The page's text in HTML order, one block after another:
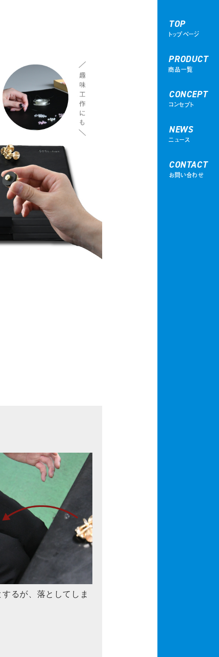
TOP
トップページ
PRODUCT
商品一覧
CONCEPT
コンセプト
NEWS
ニュース
CONTACT
お問い合わせ
るが、落としてしま